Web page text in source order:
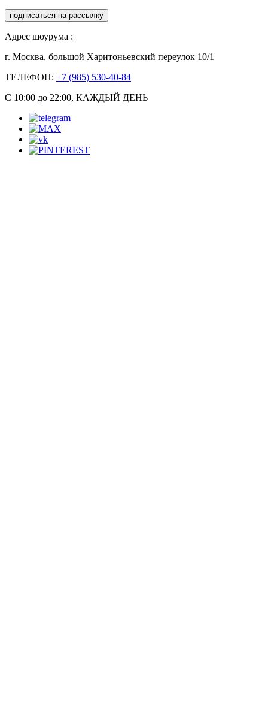
подписаться на рассылку
Адрес шоурума :
г. Москва, большой Харитоньевский переулок 10/1
ТЕЛЕФОН: +7 (985) 530-40-84
С 10:00 до 22:00, КАЖДЫЙ ДЕНЬ